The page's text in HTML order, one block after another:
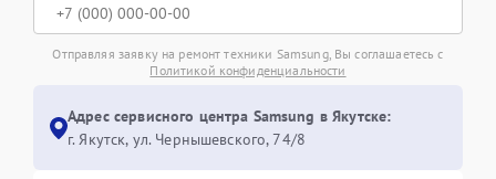
Отправляя заявку на ремонт техники Samsung, Вы соглашаетесь с
Политикой конфиденциальности
Адрес сервисного центра Samsung в Якутске:
г. Якутск, ул. Чернышевского, 74/8